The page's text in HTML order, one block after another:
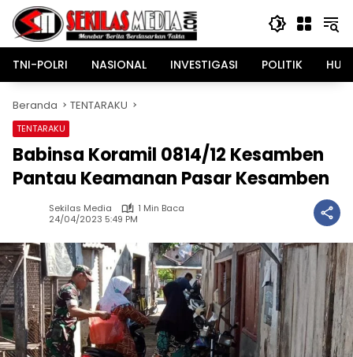
Langsung
konten
TNI-POLRI
NASIONAL INVESTIGASI POLITIK
Beranda TENTARAKU
TENTARAKU
Babinsa Koramil 0814/12 Kesamben
Pantau Keamanan Pasar Kesamben
Sekilas Media
1 Min Baca
24/04/2023 5:49 PM